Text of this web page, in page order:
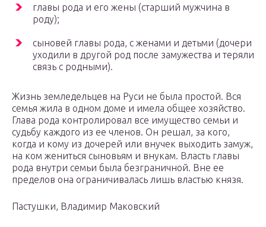
главы рода и его жены (старший мужчина в
роду);
сыновей главы рода, с женами и детьми (дочери
уходили в другой род после замужества и теряли
связь с родными).
Жизнь земледельцев на Руси не была простой. Вся
семья жила в одном доме и имела общее хозяйство.
Глава рода контролировал все имущество семьи и
судьбу каждого из ее членов. Он решал, за кого,
когда и кому из дочерей или внучек выходить замуж,
на ком жениться сыновьям и внукам. Власть главы
рода внутри семьи была безграничной. Вне ее
пределов она ограничивалась лишь властью князя.
Пастушки, Владимир Маковский